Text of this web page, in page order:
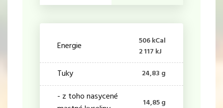
Energie
506 kCal
2 117 kJ
Tuky 24,83 g
- z toho nasycené
14,85 g